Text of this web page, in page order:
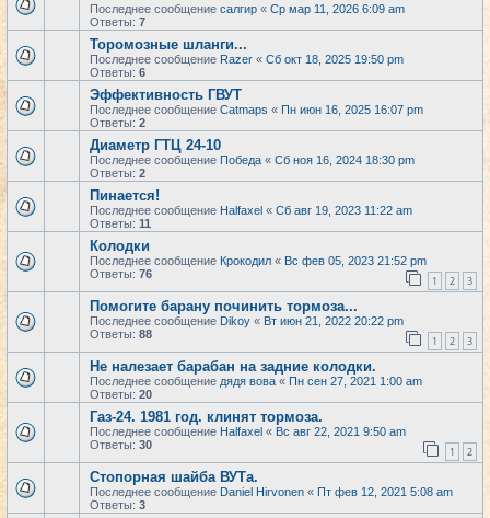
Последнее сообщение салгир « Ср мар 11, 2026 6:09 am
Ответы: 7
Торомозные шланги...
Последнее сообщение Razer « Сб окт 18, 2025 19:50 pm
Ответы: 6
Эффективность ГВУТ
Последнее сообщение Catmaps « Пн июн 16, 2025 16:07 pm
Ответы: 2
Диаметр ГТЦ 24-10
Последнее сообщение Победа « Сб ноя 16, 2024 18:30 pm
Ответы: 2
Пинается!
Последнее сообщение Halfaxel « Сб авг 19, 2023 11:22 am
Ответы: 11
Колодки
Последнее сообщение Крокодил « Вс фев 05, 2023 21:52 pm
Ответы: 76 1 2 3
Помогите барану починить тормоза...
Последнее сообщение Dikoy « Вт июн 21, 2022 20:22 pm
Ответы: 88 1 2 3
Не налезает барабан на задние колодки.
Последнее сообщение дядя вова « Пн сен 27, 2021 1:00 am
Ответы: 20
Газ-24. 1981 год. клинят тормоза.
Последнее сообщение Halfaxel « Вс авг 22, 2021 9:50 am
Ответы: 30 1 2
Стопорная шайба ВУТа.
Последнее сообщение Daniel Hirvonen « Пт фев 12, 2021 5:08 am
Ответы: 3